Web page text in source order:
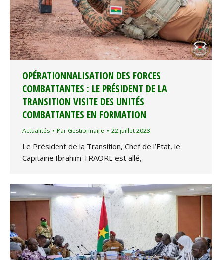
OPÉRATIONNALISATION DES FORCES
COMBATTANTES : LE PRÉSIDENT DE LA
TRANSITION VISITE DES UNITÉS
COMBATTANTES EN FORMATION
Actualités Par Gestionnaire 22 juillet 2023
Le Président de la Transition, Chef de l’Etat, le
Capitaine Ibrahim TRAORE est allé,